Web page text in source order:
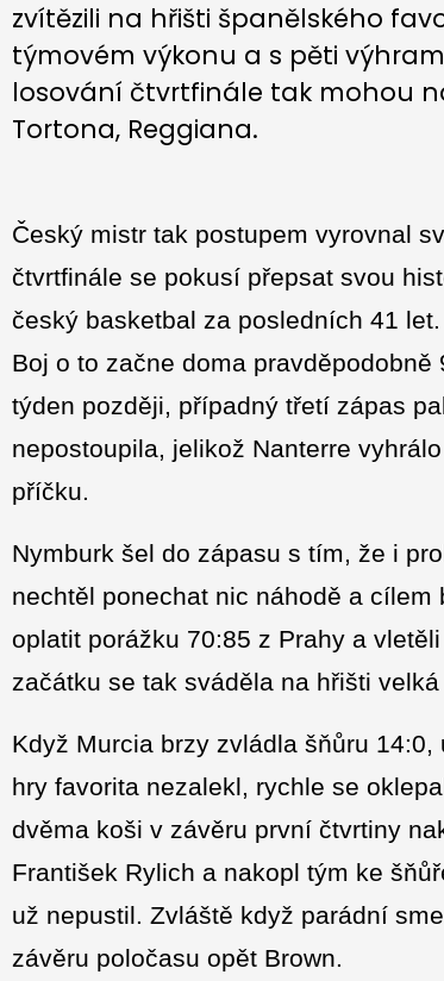
zvítězili na hřišti španělského
týmovém výkonu a s pěti
losování čtvrtfinále tak mohou
Tortona, Reggiana.
Český mistr tak postupem vyrovnal
čtvrtfinále se pokusí přepsat svou
český basketbal za posledních 41
Boj o to začne doma
týden později, případný třetí zápas
nepostoupila, jelikož Nanterre
příčku.
Nymburk šel do zápasu s tím, že i
nechtěl ponechat nic náhodě a
oplatit porážku 70:85 z Prahy a
začátku se tak sváděla na hřišti
Když Murcia brzy zvládla šňůru
hry favorita nezalekl, rychle se
dvěma koši v závěru první čtvrtiny
František Rylich a nakopl tým ke
už nepustil. Zvláště když parádní
závěru poločasu opět Brown.